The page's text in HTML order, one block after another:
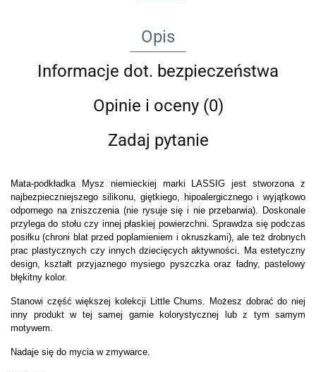
Opis
Informacje dot. bezpieczeństwa
Opinie i oceny (0)
Zadaj pytanie
Mata-podkładka Mysz niemieckiej marki LASSIG jest stworzona z
najbezpieczniejszego silikonu, giętkiego, hipoalergicznego i wyjątkowo
odpornego na zniszczenia (nie rysuje się i nie przebarwia). Doskonale
przylega do stołu czy innej płaskiej powierzchni. Sprawdza się podczas
posiłku (chroni blat przed poplamieniem i okruszkami), ale też drobnych
prac plastycznych czy innych dziecięcych aktywności. Ma estetyczny
design, kształt przyjaznego mysiego pyszczka oraz ładny, pastelowy
błękitny kolor.
Stanowi część większej kolekcji Little Chums. Możesz dobrać do niej
inny produkt w tej samej gamie kolorystycznej lub z tym samym
motywem.
Nadaje się do mycia w zmywarce.